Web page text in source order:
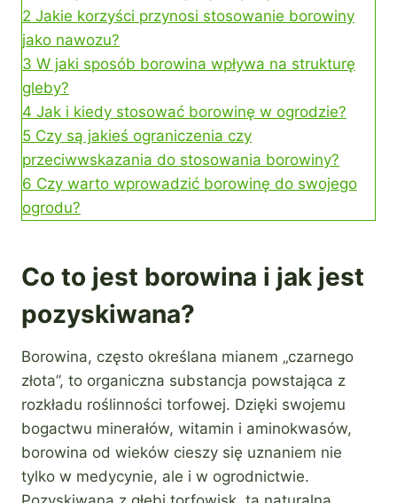
2 Jakie korzyści przynosi stosowanie borowiny
jako nawozu?
3 W jaki sposób borowina wpływa na strukturę
gleby?
4 Jak i kiedy stosować borowinę w ogrodzie?
5 Czy są jakieś ograniczenia czy
przeciwwskazania do stosowania borowiny?
6 Czy warto wprowadzić borowinę do swojego
ogrodu?
Co to jest borowina i jak jest
pozyskiwana?
Borowina, często określana mianem „czarnego
złota”, to organiczna substancja powstająca z
rozkładu roślinności torfowej. Dzięki swojemu
bogactwu minerałów, witamin i aminokwasów,
borowina od wieków cieszy się uznaniem nie
tylko w medycynie, ale i w ogrodnictwie.